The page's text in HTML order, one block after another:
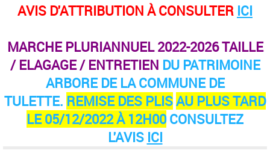
AVIS D'ATTRIBUTION À CONSULTER ICI
MARCHE PLURIANNUEL 2022-2026 TAILLE
/ ELAGAGE / ENTRETIEN DU PATRIMOINE
ARBORE DE LA COMMUNE DE
TULETTE. REMISE DES PLISAU PLUS TARD
LE 05/12/2022 À 12H00 CONSULTEZ
L'AVIS ICI